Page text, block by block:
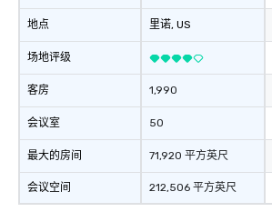
地点
场地评级
客房
会议室
最大的房间
会议空间
里诺, US
1,990
50
71,920 平方英尺
212,506 平方英尺